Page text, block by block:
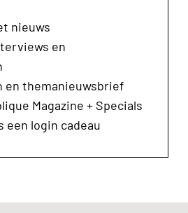
nieuws
en
en themanieuwsbrief
Magazine + Specials
een login cadeau